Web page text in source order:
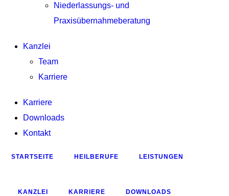
Niederlassungs- und
Praxisübernahmeberatung
Kanzlei
Team
Karriere
Karriere
Downloads
Kontakt
STARTSEITE HEILBERUFE LEISTUNGEN
KANZLEI KARRIERE DOWNLOADS